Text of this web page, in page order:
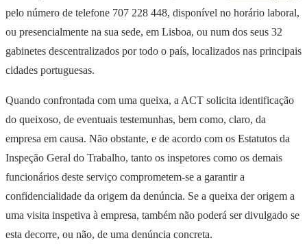
pelo número de telefone 707 228 448, disponível no horário laboral,
ou presencialmente na sua sede, em Lisboa, ou num dos seus 32
gabinetes descentralizados por todo o país, localizados nas principais
cidades portuguesas.
Quando confrontada com uma queixa, a ACT solicita identificação
do queixoso, de eventuais testemunhas, bem como, claro, da
empresa em causa. Não obstante, e de acordo com os Estatutos da
Inspeção Geral do Trabalho, tanto os inspetores como os demais
funcionários deste serviço comprometem-se a garantir a
confidencialidade da origem da denúncia. Se a queixa der origem a
uma visita inspetiva à empresa, também não poderá ser divulgado se
esta decorre, ou não, de uma denúncia concreta.